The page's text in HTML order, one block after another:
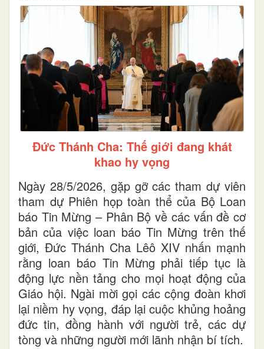
Đức Thánh Cha: Thế giới đang khát
khao hy vọng
Ngày 28/5/2026, gặp gỡ các tham dự viên
tham dự Phiên họp toàn thể của Bộ Loan
báo Tin Mừng – Phân Bộ về các vấn đề cơ
bản của việc loan báo Tin Mừng trên thế
giới, Đức Thánh Cha Lêô XIV nhấn mạnh
rằng loan báo Tin Mừng phải tiếp tục là
động lực nền tảng cho mọi hoạt động của
Giáo hội. Ngài mời gọi các cộng đoàn khơi
lại niềm hy vọng, đáp lại cuộc khủng hoảng
đức tin, đồng hành với người trẻ, các dự
tòng và những người mới lãnh nhận bí tích.